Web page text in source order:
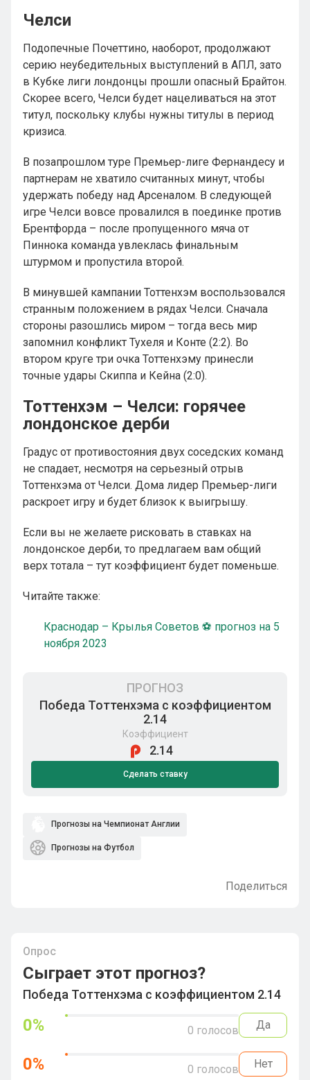
Челси
Подопечные Почеттино, наоборот, продолжают
серию неубедительных выступлений в АПЛ, зато
в Кубке лиги лондонцы прошли опасный Брайтон.
Скорее всего, Челси будет нацеливаться на этот
титул, поскольку клубы нужны титулы в период
кризиса.
В позапрошлом туре Премьер-лиге Фернандесу и
партнерам не хватило считанных минут, чтобы
удержать победу над Арсеналом. В следующей
игре Челси вовсе провалился в поединке против
Брентфорда – после пропущенного мяча от
Пиннока команда увлеклась финальным
штурмом и пропустила второй.
В минувшей кампании Тоттенхэм воспользовался
странным положением в рядах Челси. Сначала
стороны разошлись миром – тогда весь мир
запомнил конфликт Тухеля и Конте (2:2). Во
втором круге три очка Тоттенхэму принесли
точные удары Скиппа и Кейна (2:0).
Тоттенхэм – Челси: горячее
лондонское дерби
Градус от противостояния двух соседских команд
не спадает, несмотря на серьезный отрыв
Тоттенхэма от Челси. Дома лидер Премьер-лиги
раскроет игру и будет близок к выигрышу.
Если вы не желаете рисковать в ставках на
лондонское дерби, то предлагаем вам общий
верх тотала – тут коэффициент будет поменьше.
Читайте также:
Краснодар – Крылья Советов ⚽ прогноз на 5
ноября 2023
ПРОГНОЗ
Победа Тоттенхэма с коэффициентом
2.14
Коэффициент
2.14
Сделать ставку
Прогнозы на Чемпионат Англии
Прогнозы на Футбол
Поделиться
Опрос
Сыграет этот прогноз?
Победа Тоттенхэма с коэффициентом 2.14
0% 0 голосов Да
0% 0 голосов Нет